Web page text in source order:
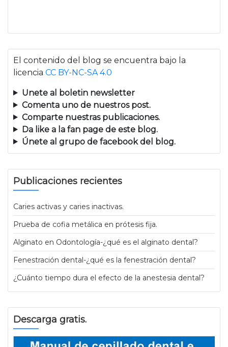
El contenido del blog se encuentra bajo la
licencia CC BY-NC-SA 4.0
Unete al boletin newsletter
Comenta uno de nuestros post.
Comparte nuestras publicaciones.
Da like a la fan page de este blog.
Únete al grupo de facebook del blog.
Publicaciones recientes
Caries activas y caries inactivas.
Prueba de cofia metálica en prótesis fija.
Alginato en Odontología-¿qué es el alginato dental?
Fenestración dental-¿qué es la fenestración dental?
¿Cuánto tiempo dura el efecto de la anestesia dental?
Descarga gratis.